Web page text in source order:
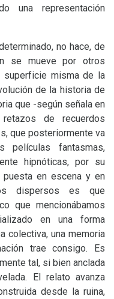
una representación
no hace, de
se mueve por otros
superficie misma de la
de la historia de
que -según señala en
de recuerdos
que posteriormente va
películas fantasmas,
hipnóticas, por su
puesta en escena y en
dispersos es que
que mencionábamos
en una forma
colectiva, una memoria
trae consigo. Es
tal, si bien anclada
El relato avanza
desde la ruina,